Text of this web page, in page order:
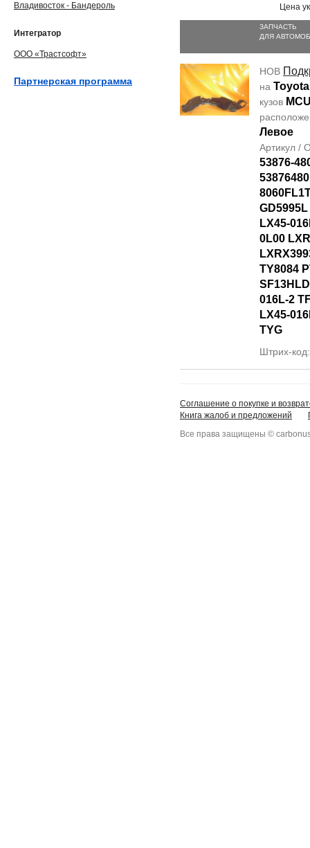
Цена
ЗАПЧАСТЬ
ДЛЯ
НОВ
на
кузов
Левое
Артикул /
53876-
LX45-
0L00
TY8084
016L-2
LX45-
TYG
Штрих-
Владивосток - Бандероль
Интегратор
ООО «Трастсофт»
Партнерская программа
Соглашение о покупке и
Книга жалоб и предложений
Все права защищены ©